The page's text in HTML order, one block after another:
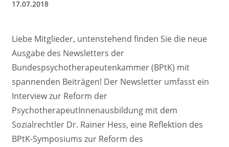
17.07.2018
Liebe Mitglieder, untenstehend finden Sie die neue
Ausgabe des Newsletters der
Bundespsychotherapeutenkammer (BPtK) mit
spannenden Beiträgen! Der Newsletter umfasst ein
Interview zur Reform der
PsychotherapeutInnenausbildung mit dem
Sozialrechtler Dr. Rainer Hess, eine Reflektion des
BPtK-Symposiums zur Reform des